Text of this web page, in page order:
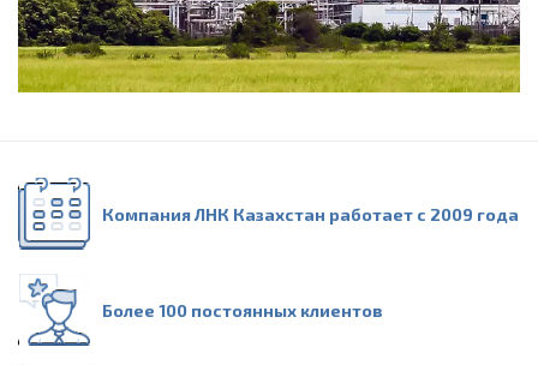
Компания ЛНК Казахстан работает с 2009 года
Более 100 постоянных клиентов